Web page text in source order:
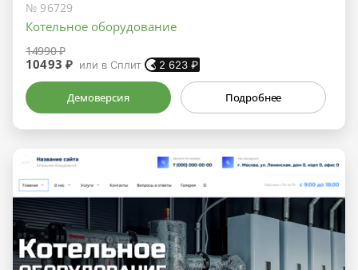
№ 96729
Котельное оборудование
14990 ₽
10493 ₽ или в Сплит 2 623 ₽
Демоверсия Подробнее